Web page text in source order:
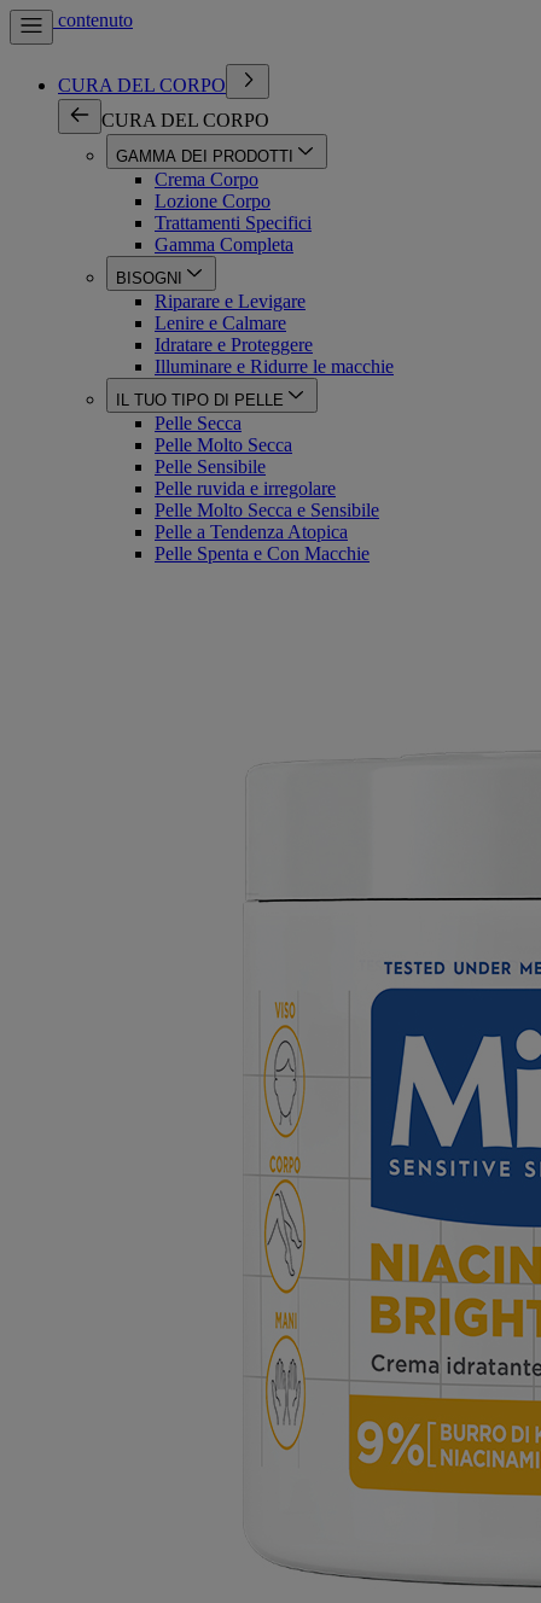
Vai al contenuto
CURA DEL CORPO
CURA DEL CORPO
GAMMA DEI PRODOTTI
Crema Corpo
Lozione Corpo
Trattamenti Specifici
Gamma Completa
BISOGNI
Riparare e Levigare
Lenire e Calmare
Idratare e Proteggere
Illuminare e Ridurre le macchie
IL TUO TIPO DI PELLE
Pelle Secca
Pelle Molto Secca
Pelle Sensibile
Pelle ruvida e irregolare
Pelle Molto Secca e Sensibile
Pelle a Tendenza Atopica
Pelle Spenta e Con Macchie